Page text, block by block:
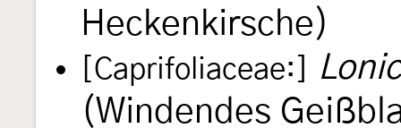
Heckenkirsche)
[Caprifoliaceae:]
(Windendes